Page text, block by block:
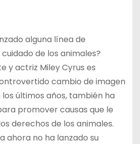
alguna línea de
de los animales?
y actriz Miley Cyrus es
cambio de imagen
últimos años, también ha
promover causas que le
derechos de los animales.
ahora no ha lanzado su